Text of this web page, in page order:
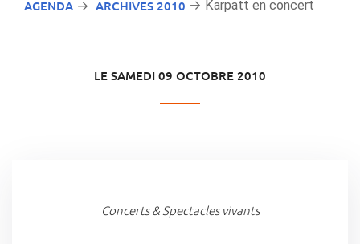
AGENDA → ARCHIVES 2010 → Karpatt en concert
LE SAMEDI 09 OCTOBRE 2010
Concerts & Spectacles vivants